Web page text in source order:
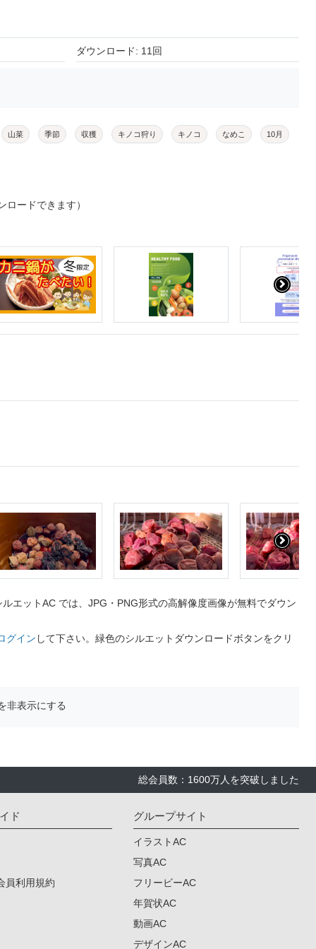
ダウンロード: 11回
山菜 季節 収獲 キノコ狩り キノコ なめこ 10月
ードできます）
エットAC では、JPG・PNG形式の高解像度画像が無料でダウン
グイン して下さい。緑色のシルエットダウンロードボタンをクリ
非表示にする
総会員数：1600万人を突破しました
ド
員利用規約
グループサイト
イラストAC
写真AC
フリービーAC
年賀状AC
動画AC
デザインAC